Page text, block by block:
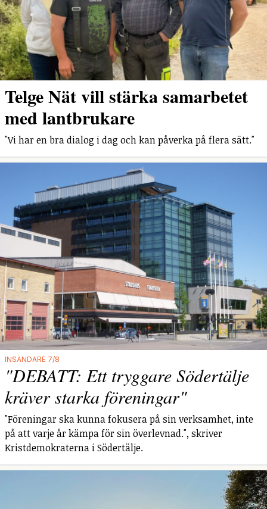
Telge Nät vill stärka samarbetet
med lantbrukare
"Vi har en bra dialog i dag och kan påverka på flera sätt."
INSÄNDARE 7/8
"DEBATT: Ett tryggare Södertälje
kräver starka föreningar"
"Föreningar ska kunna fokusera på sin verksamhet, inte
på att varje år kämpa för sin överlevnad.", skriver
Kristdemokraterna i Södertälje.